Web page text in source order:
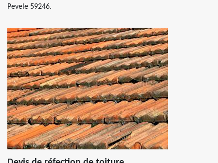
Pevele 59246.